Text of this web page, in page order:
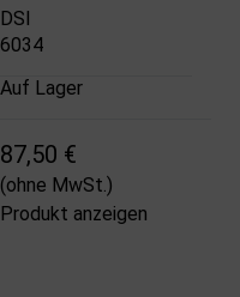
DSI
6034
Auf Lager
87,50 €
(ohne MwSt.)
Produkt anzeigen